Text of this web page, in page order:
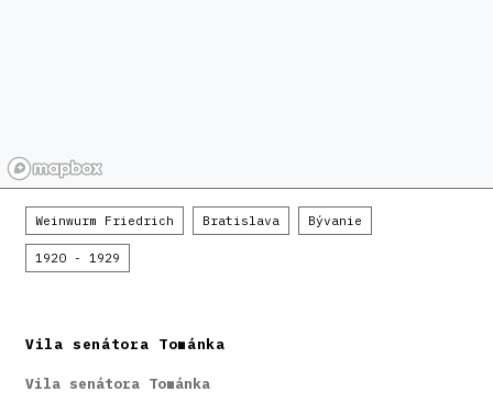
Weinwurm Friedrich Bratislava Bývanie
1920 - 1929
Vila senátora Tománka
Vila senátora Tománka